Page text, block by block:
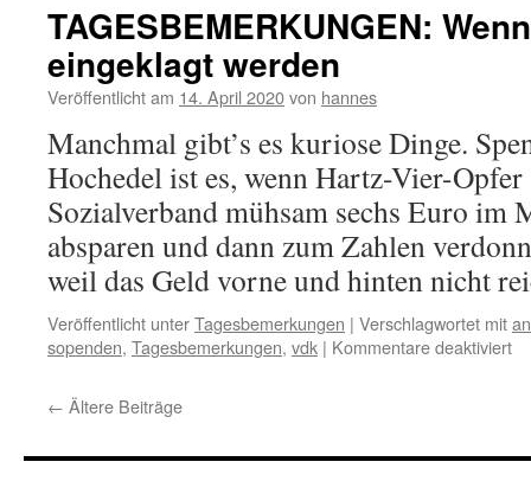
TAGESBEMERKUNGEN:
eingeklagt werden
Veröffentlicht am 14. April 2020von hannes
Manchmal gibt’s es kuriose Dinge.
Hochedel ist es, wenn Hartz-Vier-
Sozialverband mühsam sechs Euro im
absparen und dann zum Zahlen
weil das Geld vorne und hinten nicht
Veröffentlicht unterTagesbemerkungen | Verschlagwortet mit
sopenden, Tagesbemerkungen, vdk | Kommentare deaktiviertfür
← Ältere Beiträge